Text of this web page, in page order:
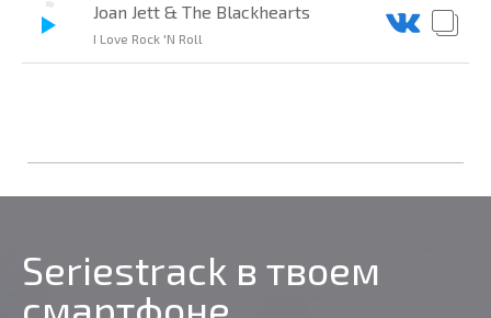
Joan Jett & The Blackhearts
I Love Rock 'N Roll
Seriestrack в твоем